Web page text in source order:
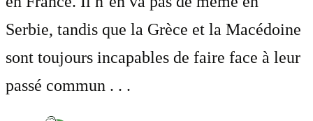
Serbie, tandis que la Grèce et la Macédoine
sont toujours incapables de faire face à leur
passé commun . . .